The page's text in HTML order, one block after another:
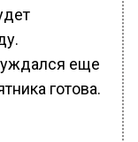
еще
готова.